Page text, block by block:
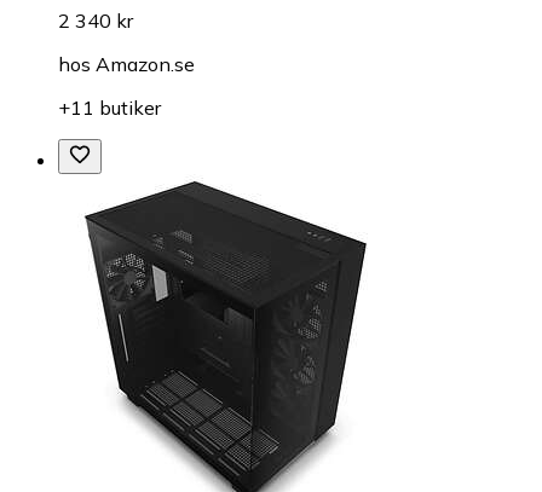
2 340 kr
hos Amazon.se
+11 butiker